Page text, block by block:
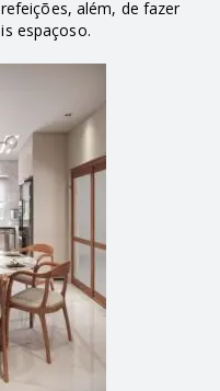
além, de fazer
espaçoso.